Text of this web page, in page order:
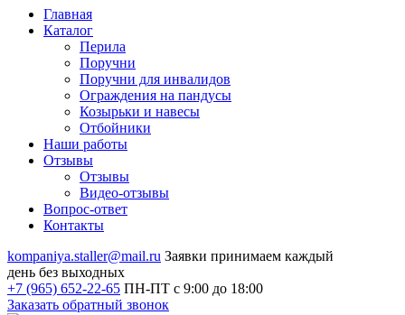
Главная
Каталог
Перила
Поручни
Поручни для инвалидов
Ограждения на пандусы
Козырьки и навесы
Отбойники
Наши работы
Отзывы
Отзывы
Видео-отзывы
Вопрос-ответ
Контакты
kompaniya.staller@mail.ru Заявки принимаем каждый
день без выходных
+7 (965) 652-22-65 ПН-ПТ с 9:00 до 18:00
Заказать обратный звонок